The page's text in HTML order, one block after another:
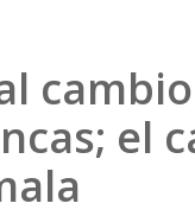
cambio
el